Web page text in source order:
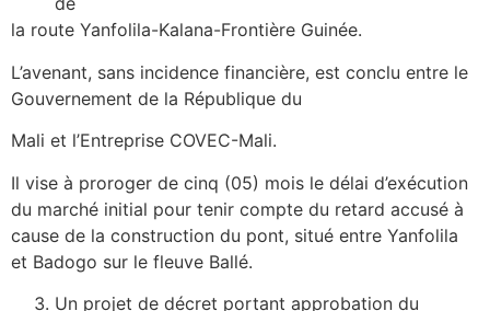
la route Yanfolila-Kalana-Frontière Guinée.
L’avenant, sans incidence financière, est conclu entre le
Gouvernement de la République du
Mali et l’Entreprise COVEC-Mali.
Il vise à proroger de cinq (05) mois le délai d’exécution
du marché initial pour tenir compte du retard accusé à
cause de la construction du pont, situé entre Yanfolila
et Badogo sur le fleuve Ballé.
Un projet de décret portant approbation du